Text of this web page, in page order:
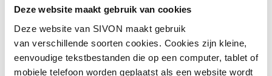
Deze website maakt gebruik van cookies
Deze website van SIVON maakt gebruik
van verschillende soorten cookies. Cookies zijn kleine,
eenvoudige tekstbestanden die op een computer, tablet of
mobiele telefoon worden geplaatst als een website wordt
spreken we met po- en vo-scholen over
bij het kiezen, gebruiken en beheren van
toetsproducten.